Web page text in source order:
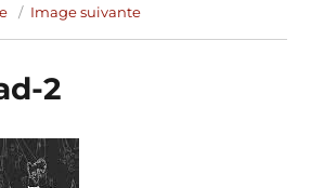
Image suivante
2